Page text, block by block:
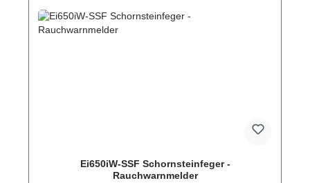
Ei650iW-SSF Schornsteinfeger -
Rauchwarnmelder